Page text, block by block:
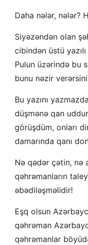
Daha nələr, nələr?
Siyəzəndən olan
cibindən üstü yazılı
Pulun üzərində bu
bunu nəzir
Bu yazını
düşmənə qan
görüşdüm, onları
damarında qanı
Nə qədər çətin, nə
qəhrəmanların
əbədiləşməlidir!
Eşq olsun
qəhrəman
qəhrəmanlar